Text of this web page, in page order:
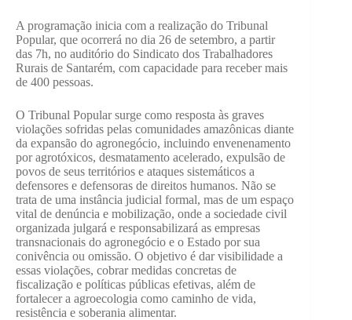
A programação inicia com a realização do Tribunal
Popular, que ocorrerá no dia 26 de setembro, a partir
das 7h, no auditório do Sindicato dos Trabalhadores
Rurais de Santarém, com capacidade para receber mais
de 400 pessoas.
O Tribunal Popular surge como resposta às graves
violações sofridas pelas comunidades amazônicas diante
da expansão do agronegócio, incluindo envenenamento
por agrotóxicos, desmatamento acelerado, expulsão de
povos de seus territórios e ataques sistemáticos a
defensores e defensoras de direitos humanos. Não se
trata de uma instância judicial formal, mas de um espaço
vital de denúncia e mobilização, onde a sociedade civil
organizada julgará e responsabilizará as empresas
transnacionais do agronegócio e o Estado por sua
conivência ou omissão. O objetivo é dar visibilidade a
essas violações, cobrar medidas concretas de
fiscalização e políticas públicas efetivas, além de
fortalecer a agroecologia como caminho de vida,
resistência e soberania alimentar.